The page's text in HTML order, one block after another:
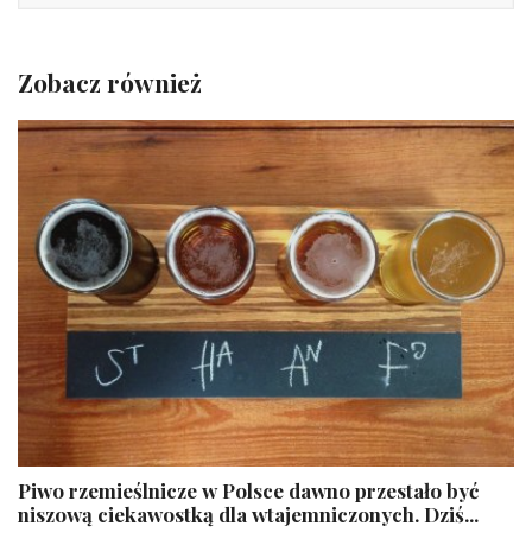
Zobacz również
Piwo rzemieślnicze w Polsce dawno przestało być
niszową ciekawostką dla wtajemniczonych. Dziś...